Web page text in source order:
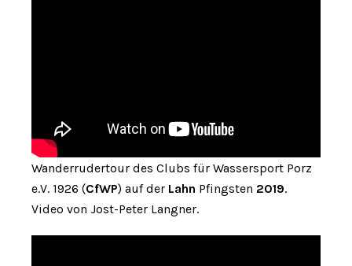
Wanderrudertour des Clubs für Wassersport Porz
e.V. 1926 (CfWP) auf der Lahn Pfingsten 2019.
Video von Jost-Peter Langner.